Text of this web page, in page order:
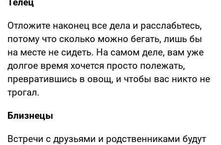
Отложите наконец все дела и расслабьтесь,
потому что сколько можно бегать, лишь бы
на месте не сидеть. На самом деле, вам уже
долгое время хочется просто полежать,
превратившись в овощ, и чтобы вас никто не
трогал.
Близнецы
Встречи с друзьями и родственниками будут